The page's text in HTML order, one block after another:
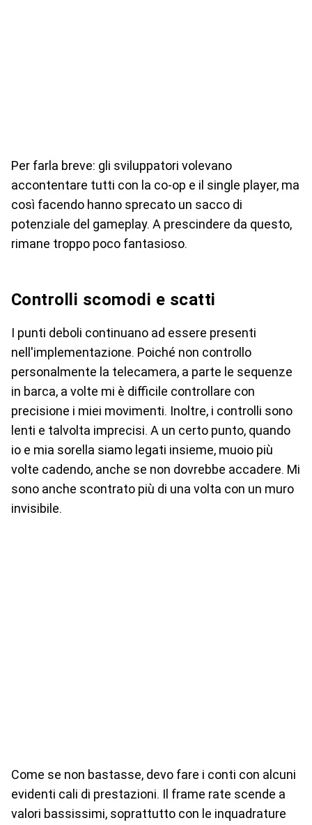
Per farla breve: gli sviluppatori volevano
accontentare tutti con la co-op e il single player, ma
così facendo hanno sprecato un sacco di
potenziale del gameplay. A prescindere da questo,
rimane troppo poco fantasioso.
Controlli scomodi e scatti
I punti deboli continuano ad essere presenti
nell'implementazione. Poiché non controllo
personalmente la telecamera, a parte le sequenze
in barca, a volte mi è difficile controllare con
precisione i miei movimenti. Inoltre, i controlli sono
lenti e talvolta imprecisi. A un certo punto, quando
io e mia sorella siamo legati insieme, muoio più
volte cadendo, anche se non dovrebbe accadere. Mi
sono anche scontrato più di una volta con un muro
invisibile.
Come se non bastasse, devo fare i conti con alcuni
evidenti cali di prestazioni. Il frame rate scende a
valori bassissimi, soprattutto con le inquadrature